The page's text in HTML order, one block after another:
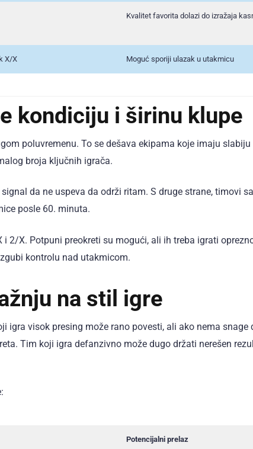
Kvalitet favorita dolazi do izražaja
X/X Moguć sporiji ulazak u utakmicu
kondiciju i širinu klupe
poluvremenu. To se dešava ekipama koje imaju
broja ključnih igrača.
da ne uspeva da održi ritam. S druge strane, timovi
posle 60. minuta.
2/X. Potpuni preokreti su mogući, ali ih treba igrati
kontrolu nad utakmicom.
na stil igre
visok presing može rano povesti, ali ako nema snage
Tim koji igra defanzivno može dugo držati nerešen
Potencijalni prelaz